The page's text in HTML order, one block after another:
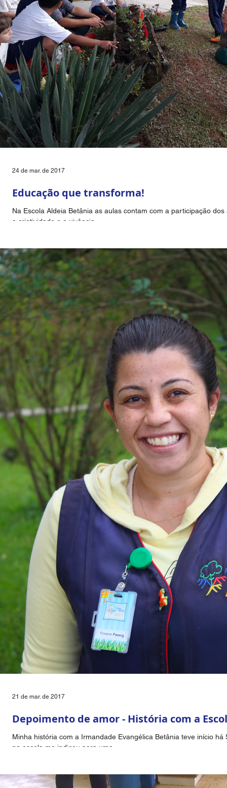
Educação que transforma!
Na Escola Aldeia Betânia as aulas contam com a participação
a criatividade e a vivência...
24 de mar. de 2017
Depoimento de amor - História com a
Minha história com a Irmandade Evangélica Betânia teve início
na escola me indicou para uma...
21 de mar. de 2017